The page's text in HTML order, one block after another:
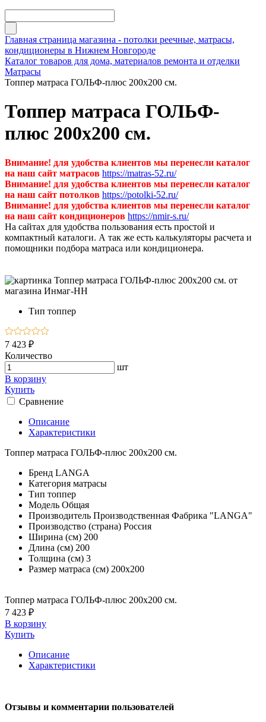
Главная страница магазина - потолки реечные, матрасы,
кондиционеры в Нижнем Новгороде
Каталог товаров для дома, материалов ремонта и отделки
Матрасы
Топпер матраса ГОЛЬФ-плюс 200х200 см.
Топпер матраса ГОЛЬФ-
плюс 200х200 см.
Внимание! для удобства клиентов мы перенесли каталог
на наш сайт матрасов https://matras-52.ru/
Внимание! для удобства клиентов мы перенесли каталог
на наш сайт потолков https://potolki-52.ru/
Внимание! для удобства клиентов мы перенесли каталог
на наш сайт кондиционеров https://nmir-s.ru/
На сайтах для удобства пользования есть простой и
компактный каталоги. А так же есть калькуляторы расчета и
помощники подбора матраса или кондиционера.
Тип топпер
7 423 ₽
Количество
шт
В корзину
Купить
Сравнение
Описание
Характеристики
Топпер матраса ГОЛЬФ-плюс 200х200 см.
Бренд LANGA
Категория матрасы
Тип топпер
Модель Общая
Производитель Производственная Фабрика "LANGA"
Производство (страна) Россия
Ширина (см) 200
Длина (см) 200
Толщина (см) 3
Размер матраса (см) 200х200
Топпер матраса ГОЛЬФ-плюс 200х200 см.
7 423 ₽
В корзину
Купить
Описание
Характеристики
Отзывы и комментарии пользователей